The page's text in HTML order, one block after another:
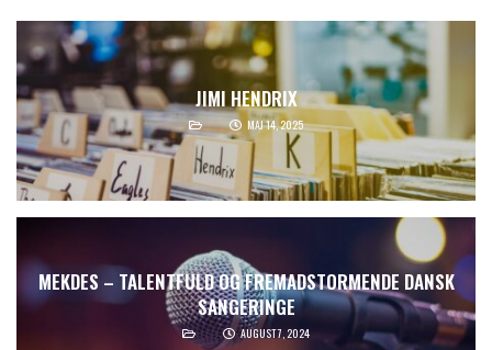
JIMI HENDRIX
MAJ 14, 2025
MEKDES – TALENTFULD OG FREMADSTORMENDE DANSK
SANGERINGE
AUGUST 7, 2024